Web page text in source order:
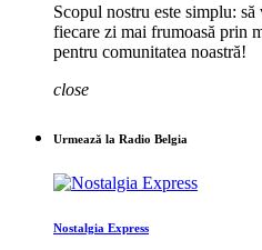
Scopul nostru este simplu:
fiecare zi mai frumoasă prin
pentru comunitatea noastră!
close
Urmează la Radio Belgia
Nostalgia Express